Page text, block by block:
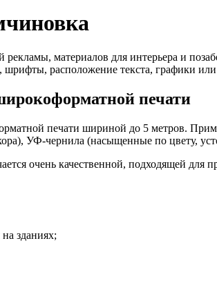
материалов для интерьера и
расположение текста, графики или
печати
печати шириной до 5 метров.
УФ-чернила (насыщенные по цвету,
очень качественной, подходящей для
зданиях;